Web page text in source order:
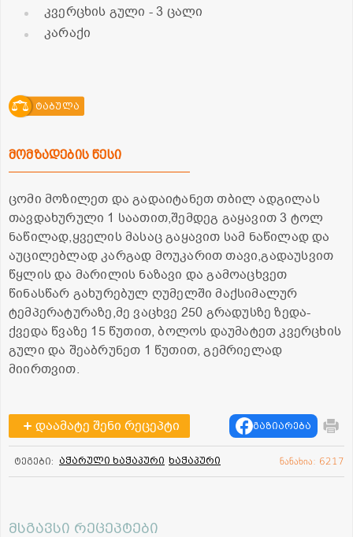
კვერცხის გული - 3 ცალი
კარაქი
ტაბულა
მომზადების წესი
ცომი მოზილეთ და გადაიტანეთ თბილ ადგილას
თავდახურული 1 საათით,შემდეგ გაყავით 3 ტოლ
ნაწილად,ყველის მასაც გაყავით სამ ნაწილად და
აუცილებლად კარგად მოუკარით თავი,გადაუსვით
წყლის და მარილის ნაზავი და გამოაცხვეთ
წინასწარ გახურებულ ღუმელში მაქსიმალურ
ტემპერატურაზე,მე ვაცხვე 250 გრადუსზე ზედა-
ქვედა წვაზე 15 წუთით, ბოლოს დაუმატეთ კვერცხის
გული და შეაბრუნეთ 1 წუთით, გემრიელად
მიირთვით.
დაამატე შენი რეცეპტი გაზიარება
ტეგები: აჭარული ხაჭაპური ხაჭაპური ნანახია: 6217
მსგავსი რეცეპტები